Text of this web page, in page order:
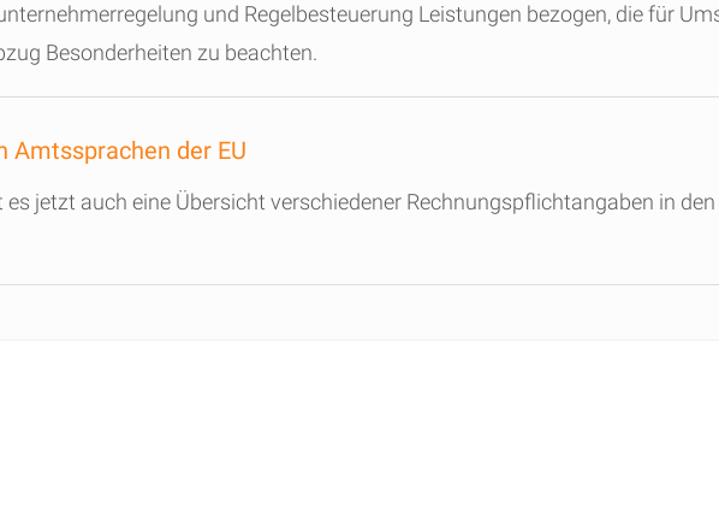
und Regelbesteuerung Leistungen bezogen, die für
Besonderheiten zu beachten.
Amtssprachen der EU
jetzt auch eine Übersicht verschiedener Rechnungspflichtangaben in